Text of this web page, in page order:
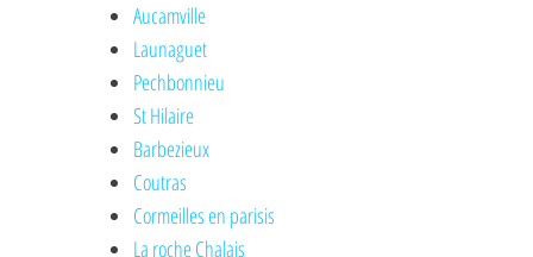
Aucamville
Launaguet
Pechbonnieu
St Hilaire
Barbezieux
Coutras
Cormeilles en parisis
La roche Chalais